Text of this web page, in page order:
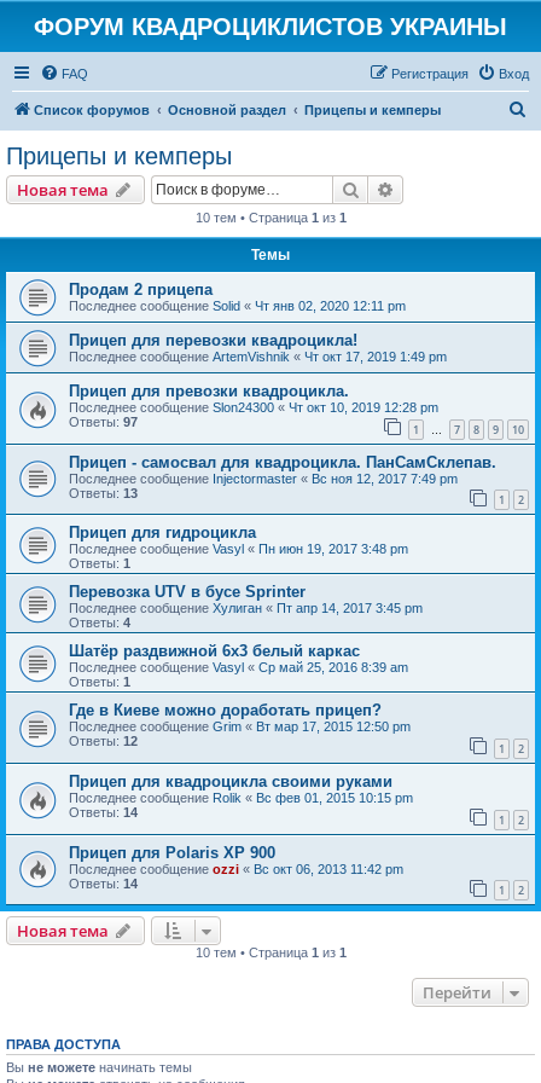
ФОРУМ КВАДРОЦИКЛИСТОВ УКРАИНЫ
FAQ Вход
Регистрация
Список форумов Основной раздел Прицепы и кемперы
Прицепы и кемперы
Новая тема Поиск
10 тем • Страница 1 из 1
Темы
Продам 2 прицепа
Последнее сообщение Solid « Чт янв 02, 2020 12:11 pm
Прицеп для перевозки квадроцикла!
Последнее сообщение ArtemVishnik « Чт окт 17, 2019 1:49 pm
Прицеп для превозки квадроцикла.
Последнее сообщение Slon24300 « Чт окт 10, 2019 12:28 pm
Ответы: 97 1 … 7 8 9 10
Прицеп - самосвал для квадроцикла. ПанСамСклепав.
Последнее сообщение Injectormaster « Вс ноя 12, 2017 7:49 pm
Ответы: 13 1 2
Прицеп для гидроцикла
Последнее сообщение Vasyl « Пн июн 19, 2017 3:48 pm
Ответы: 1
Перевозка UTV в бусе Sprinter
Последнее сообщение Хулиган « Пт апр 14, 2017 3:45 pm
Ответы: 4
Шатёр раздвижной 6х3 белый каркас
Последнее сообщение Vasyl « Ср май 25, 2016 8:39 am
Ответы: 1
Где в Киеве можно доработать прицеп?
Последнее сообщение Grim « Вт мар 17, 2015 12:50 pm
Ответы: 12 1 2
Прицеп для квадроцикла своими руками
Последнее сообщение Rolik « Вс фев 01, 2015 10:15 pm
Ответы: 14 1 2
Прицеп для Polaris XP 900
Последнее сообщение ozzi « Вс окт 06, 2013 11:42 pm
Ответы: 14 1 2
Новая тема
10 тем • Страница 1 из 1
Перейти
ПРАВА ДОСТУПА
Вы не можете начинать темы